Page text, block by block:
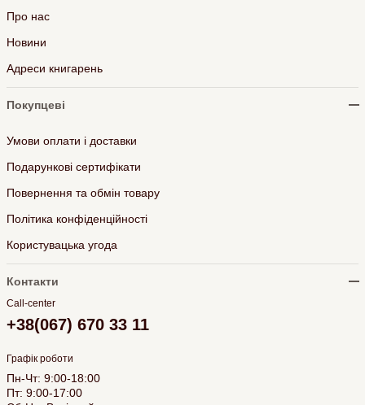
Про нас
Новини
Адреси книгарень
Покупцеві
Умови оплати і доставки
Подарункові сертифікати
Повернення та обмін товару
Політика конфіденційності
Користувацька угода
Контакти
Call-center
+38(067) 670 33 11
Графік роботи
Пн-Чт: 9:00-18:00
Пт: 9:00-17:00